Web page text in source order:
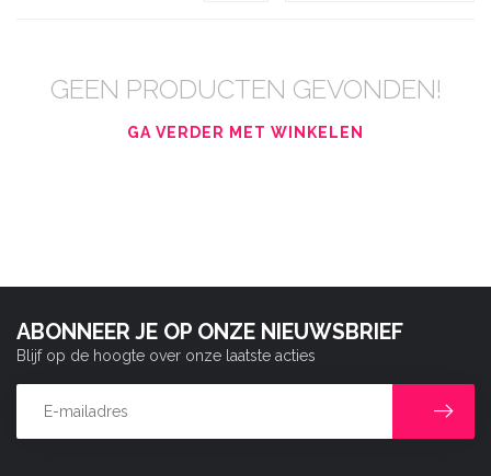
GEEN PRODUCTEN GEVONDEN!
GA VERDER MET WINKELEN
ABONNEER JE OP ONZE NIEUWSBRIEF
Blijf op de hoogte over onze laatste acties